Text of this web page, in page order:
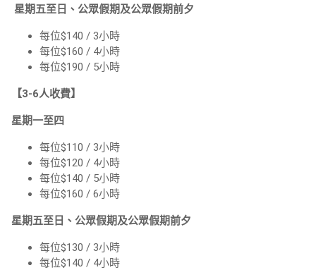
星期五至日、公眾假期及公眾假期前夕
每位$140 / 3小時
每位$160 / 4小時
每位$190 / 5小時
【3-6人收費】
星期一至四
每位$110 / 3小時
每位$120 / 4小時
每位$140 / 5小時
每位$160 / 6小時
星期五至日、公眾假期及公眾假期前夕
每位$130 / 3小時
每位$140 / 4小時